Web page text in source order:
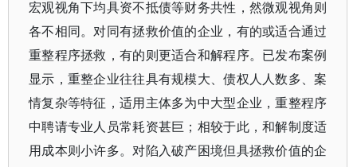
宏观视角下均具资不抵债等财务共性，然微观视角则
各不相同。对同有拯救价值的企业，有的或适合通过
重整程序拯救，有的则更适合和解程序。已发布案例
显示，重整企业往往具有规模大、债权人人数多、案
情复杂等特征，适用主体多为中大型企业，重整程序
中聘请专业人员常耗资甚巨；相较于此，和解制度适
用成本则小许多。对陷入破产困境但具拯救价值的企